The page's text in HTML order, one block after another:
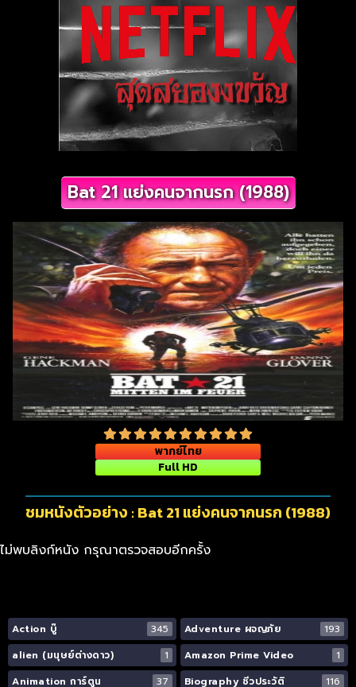
Bat 21 แย่งคนจากนรก (1988)
พากย์ไทย
Full HD
ชมหนังตัวอย่าง : Bat 21 แย่งคนจากนรก (1988)
ไม่พบลิงก์หนัง กรุณาตรวจสอบอีกครั้ง
Action บู๊ 345 Adventure ผจญภัย
193
alien (มนุษย์ต่างดาว)
1 Amazon Prime Video
1
Animation การ์ตูน
37 Biography ชีวประวัติ 116